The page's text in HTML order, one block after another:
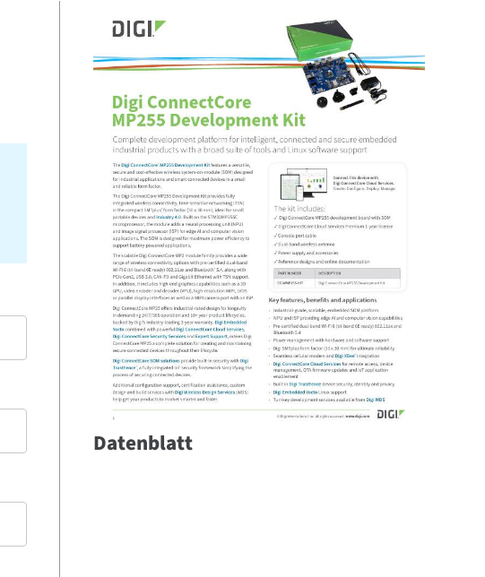
Datenblatt